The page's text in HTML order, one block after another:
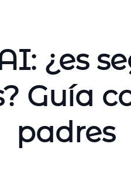
¿es
Guía
padres